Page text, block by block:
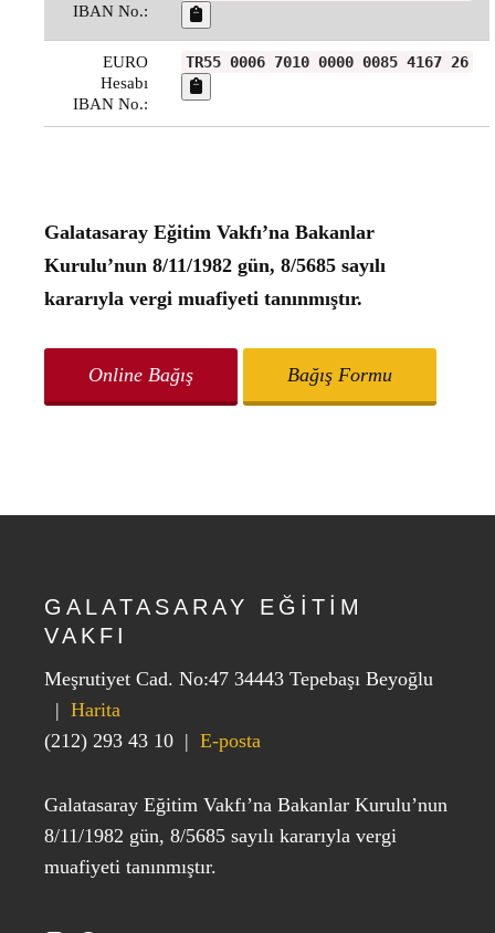
IBAN No.:
EURO
Hesabı
IBAN No.:
TR55 0006 7010 0000 0085 4167 26
Galatasaray Eğitim Vakfı’na Bakanlar
Kurulu’nun 8/11/1982 gün, 8/5685 sayılı
kararıyla vergi muafiyeti tanınmıştır.
Online Bağış Bağış Formu
GALATASARAY EĞİTİM
VAKFI
Meşrutiyet Cad. No:47 34443 Tepebaşı Beyoğlu
| Harita
(212) 293 43 10 | E-posta
Galatasaray Eğitim Vakfı’na Bakanlar Kurulu’nun
8/11/1982 gün, 8/5685 sayılı kararıyla vergi
muafiyeti tanınmıştır.